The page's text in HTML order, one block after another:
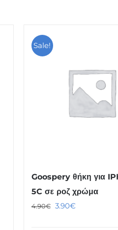
Sale!
Goospery θήκη για
5C σε ροζ χρώμα
4.90€ Original
3.90€Η